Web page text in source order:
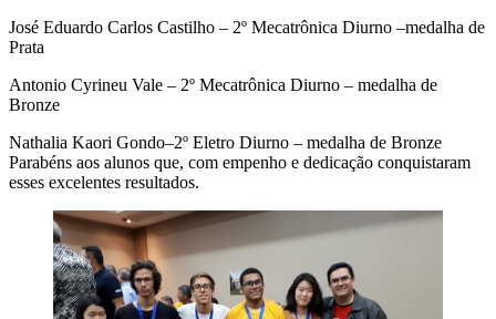
José Eduardo Carlos Castilho – 2º Mecatrônica Diurno –medalha de
Prata
Antonio Cyrineu Vale – 2º Mecatrônica Diurno – medalha de
Bronze
Nathalia Kaori Gondo–2º Eletro Diurno – medalha de Bronze
Parabéns aos alunos que, com empenho e dedicação conquistaram
esses excelentes resultados.